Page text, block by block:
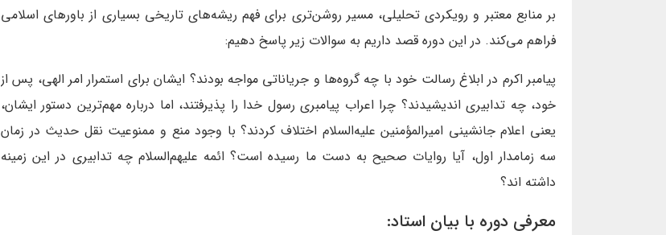
بر منابع معتبر و رویکردی تحلیلی، مسیر روشن‌تری برای فهم ریشه‌های تاریخی بسیاری از باورهای اسلامی
فراهم می‌کند. در این دوره قصد داریم به سوالات زیر پاسخ دهیم:
پیامبر اکرم در ابلاغ رسالت خود با چه گروه‌ها و جریاناتی مواجه بودند؟ ایشان برای استمرار امر الهی، پس از
خود، چه تدابیری اندیشیدند؟ چرا اعراب پیامبری رسول خدا را پذیرفتند، اما درباره مهم‌ترین دستور ایشان،
یعنی اعلام جانشینی امیرالمؤمنین علیه‌السلام اختلاف کردند؟ با وجود منع و ممنوعیت نقل حدیث در زمان
سه زمامدار اول، آیا روایات صحیح به دست ما رسیده است؟ ائمه علیهم‌السلام چه تدابیری در این زمینه
داشته اند؟
معرفی دوره با بیان استاد: